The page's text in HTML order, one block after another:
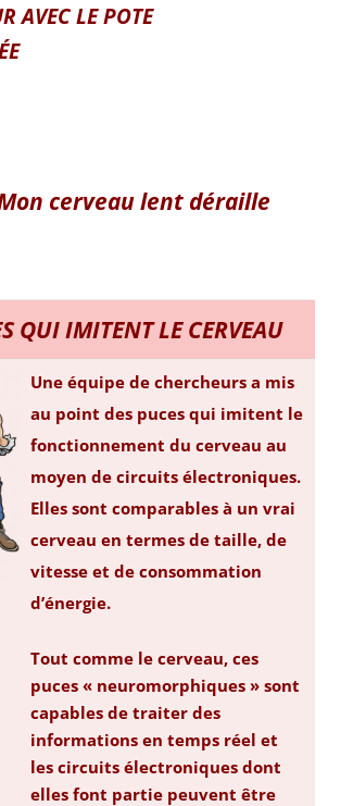
AVEC LE POTE
cerveau lent déraille
QUI IMITENT LE CERVEAU
Une équipe de chercheurs a mis
au point des puces qui imitent le
fonctionnement du cerveau au
moyen de circuits électroniques.
Elles sont comparables à un vrai
cerveau en termes de taille, de
vitesse et de consommation
d’énergie.
Tout comme le cerveau, ces
puces « neuromorphiques » sont
capables de traiter des
informations en temps réel et
les circuits électroniques dont
elles font partie peuvent être